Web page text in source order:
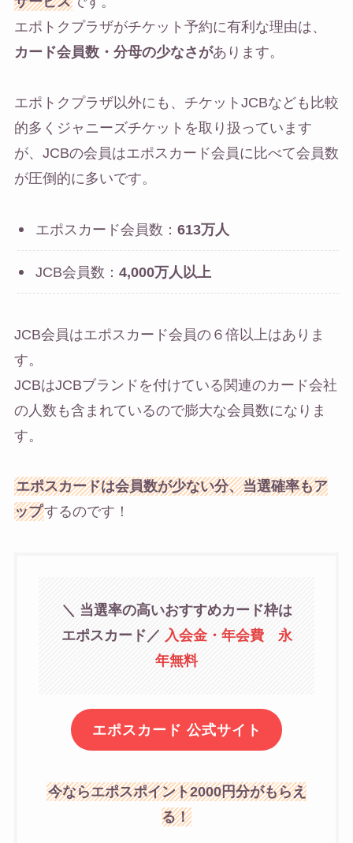
エポトクプラザがチケット予約に有利な理由は、
カード会員数・分母の少なさがあります。
エポトクプラザ以外にも、チケットJCBなども比較
的多くジャニーズチケットを取り扱っています
が、JCBの会員はエポスカード会員に比べて会員数
が圧倒的に多いです。
エポスカード会員数： 613万人
JCB会員数： 4,000万人以上
JCB会員はエポスカード会員の６倍以上はありま
す。
JCBはJCBブランドを付けている関連のカード会社
の人数も含まれているので膨大な会員数になりま
す。
エポスカードは会員数が少ない分、当選確率もア
ップするのです！
＼ 当選率の高いおすすめカード枠は
エポスカード／ 入会金・年会費 永
年無料
エポスカード 公式サイト
今ならエポスポイント2000円分がもらえ
る！